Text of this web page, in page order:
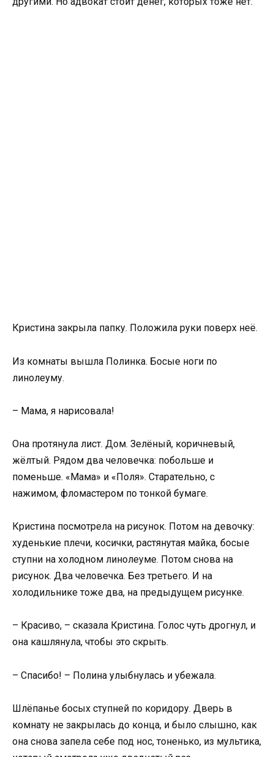
Кристина закрыла папку. Положила руки поверх неё.
Из комнаты вышла Полинка. Босые ноги по
линолеуму.
– Мама, я нарисовала!
Она протянула лист. Дом. Зелёный, коричневый,
жёлтый. Рядом два человечка: побольше и
поменьше. «Мама» и «Поля». Старательно, с
нажимом, фломастером по тонкой бумаге.
Кристина посмотрела на рисунок. Потом на девочку:
худенькие плечи, косички, растянутая майка, босые
ступни на холодном линолеуме. Потом снова на
рисунок. Два человечка. Без третьего. И на
холодильнике тоже два, на предыдущем рисунке.
– Красиво, – сказала Кристина. Голос чуть дрогнул, и
она кашлянула, чтобы это скрыть.
– Спасибо! – Полина улыбнулась и убежала.
Шлёпанье босых ступней по коридору. Дверь в
комнату не закрылась до конца, и было слышно, как
она снова запела себе под нос, тоненько, из мультика,